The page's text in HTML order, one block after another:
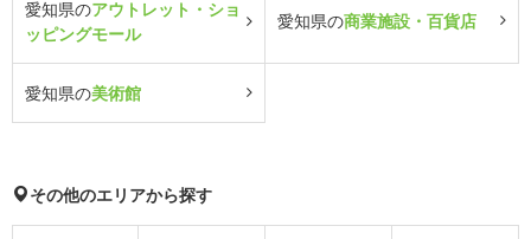
愛知県のアウトレット・ショ
ッピングモール
愛知県の商業施設・百貨店
愛知県の美術館
その他のエリアから探す